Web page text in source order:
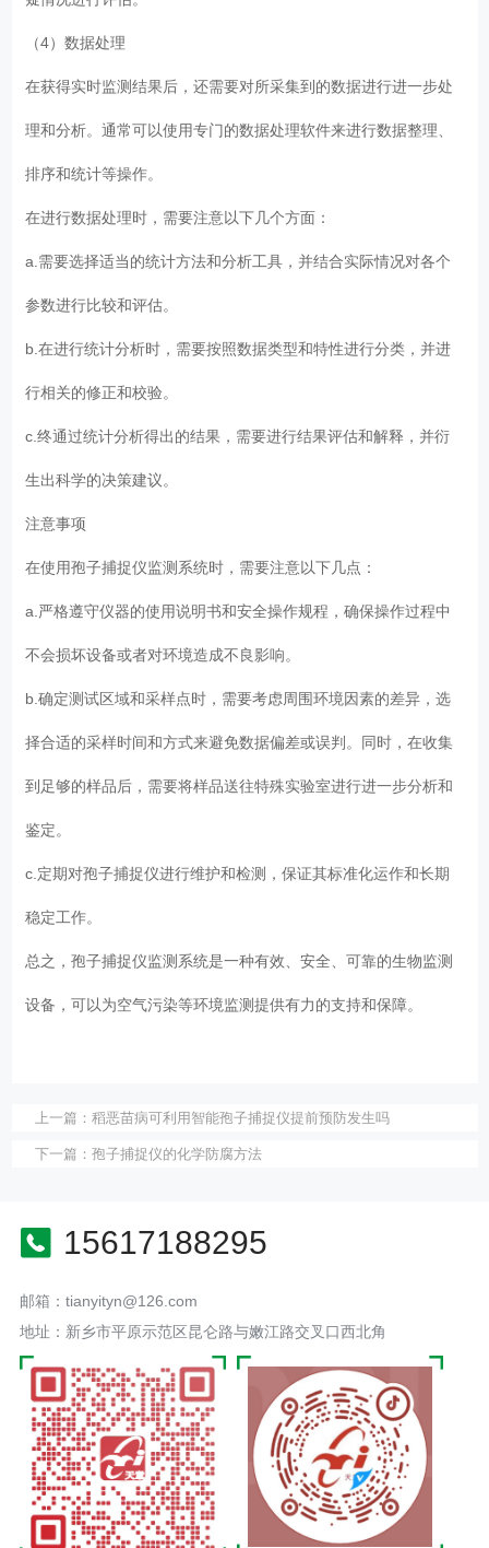
（4）数据处理
在获得实时监测结果后，还需要对所采集到的数据进行进一步处
理和分析。通常可以使用专门的数据处理软件来进行数据整理、
排序和统计等操作。
在进行数据处理时，需要注意以下几个方面：
a.需要选择适当的统计方法和分析工具，并结合实际情况对各个
参数进行比较和评估。
b.在进行统计分析时，需要按照数据类型和特性进行分类，并进
行相关的修正和校验。
c.终通过统计分析得出的结果，需要进行结果评估和解释，并衍
生出科学的决策建议。
注意事项
在使用孢子捕捉仪监测系统时，需要注意以下几点：
a.严格遵守仪器的使用说明书和安全操作规程，确保操作过程中
不会损坏设备或者对环境造成不良影响。
b.确定测试区域和采样点时，需要考虑周围环境因素的差异，选
择合适的采样时间和方式来避免数据偏差或误判。同时，在收集
到足够的样品后，需要将样品送往特殊实验室进行进一步分析和
鉴定。
c.定期对孢子捕捉仪进行维护和检测，保证其标准化运作和长期
稳定工作。
总之，孢子捕捉仪监测系统是一种有效、安全、可靠的生物监测
设备，可以为空气污染等环境监测提供有力的支持和保障。
上一篇： 稻恶苗病可利用智能孢子捕捉仪提前预防发生吗
下一篇： 孢子捕捉仪的化学防腐方法
15617188295
邮箱：tianyityn@126.com
地址：新乡市平原示范区昆仑路与嫩江路交叉口西北角